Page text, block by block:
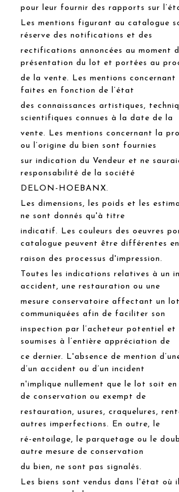
pour leur fournir des rapports sur
Les mentions figurant au catalogue
réserve des notifications et des
rectifications annoncées au moment
présentation du lot et portées au
de la vente. Les mentions concernant
faites en fonction de l’état
des connaissances artistiques,
scientifiques connues à la date de la
vente. Les mentions concernant la
ou l’origine du bien sont fournies
sur indication du Vendeur et ne
responsabilité de la société
DELON-HOEBANX.
Les dimensions, les poids et les
ne sont donnés qu'à titre
indicatif. Les couleurs des oeuvres
catalogue peuvent être différentes en
raison des processus d'impression.
Toutes les indications relatives à un
accident, une restauration ou une
mesure conservatoire affectant un
communiquées afin de faciliter son
inspection par l’acheteur potentiel et
soumises à l’entière appréciation de
ce dernier. L'absence de mention
d’un accident ou d’un incident
n'implique nullement que le lot soit
de conservation ou exempt de
restauration, usures, craquelures,
autres imperfections. En outre, le
ré-entoilage, le parquetage ou le
autre mesure de conservation
du bien, ne sont pas signalés.
Les biens sont vendus dans l'état où